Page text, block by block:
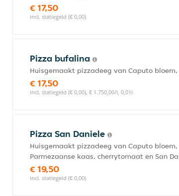
€ 17,50
incl. statiegeld (€ 0,00)
Pizza bufalina
Huisgemaakt pizzadeeg van Caputo
€ 17,50
incl. statiegeld (€ 0,00), € 1.750,00/l, 0,01l
Pizza San Daniele
Huisgemaakt pizzadeeg van Caputo
Parmezaanse kaas, cherrytomaat en San
€ 19,50
incl. statiegeld (€ 0,00)